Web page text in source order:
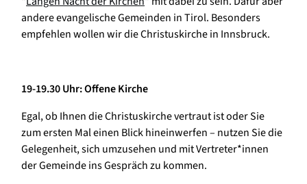
andere evangelische Gemeinden in Tirol. Besonders
empfehlen wollen wir die Christuskirche in Innsbruck.
19-19.30 Uhr: Offene Kirche
Egal, ob Ihnen die Christuskirche vertraut ist oder Sie
zum ersten Mal einen Blick hineinwerfen – nutzen Sie die
Gelegenheit, sich umzusehen und mit Vertreter*innen
der Gemeinde ins Gespräch zu kommen.